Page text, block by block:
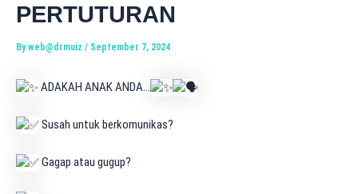
PERTUTURAN
Byweb@drmuiz / September 7, 2024
ADAKAH ANAK ANDA…
Susah untuk berkomunikas?
Gagap atau gugup?